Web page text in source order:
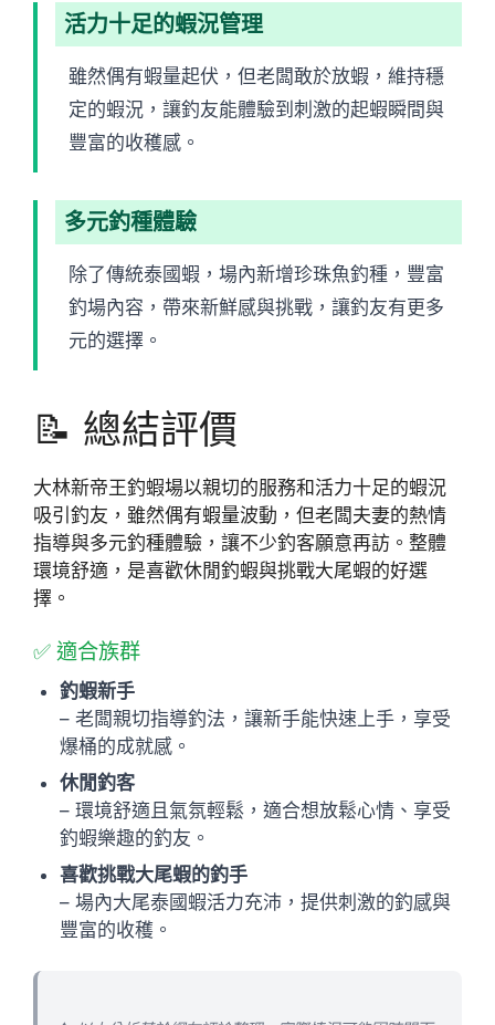
活力十足的蝦況管理
雖然偶有蝦量起伏，但老闆敢於放蝦，維持穩
定的蝦況，讓釣友能體驗到刺激的起蝦瞬間與
豐富的收穫感。
多元釣種體驗
除了傳統泰國蝦，場內新增珍珠魚釣種，豐富
釣場內容，帶來新鮮感與挑戰，讓釣友有更多
元的選擇。
📝 總結評價
大林新帝王釣蝦場以親切的服務和活力十足的蝦況
吸引釣友，雖然偶有蝦量波動，但老闆夫妻的熱情
指導與多元釣種體驗，讓不少釣客願意再訪。整體
環境舒適，是喜歡休閒釣蝦與挑戰大尾蝦的好選
擇。
✅ 適合族群
釣蝦新手
– 老闆親切指導釣法，讓新手能快速上手，享受
爆桶的成就感。
休閒釣客
– 環境舒適且氣氛輕鬆，適合想放鬆心情、享受
釣蝦樂趣的釣友。
喜歡挑戰大尾蝦的釣手
– 場內大尾泰國蝦活力充沛，提供刺激的釣感與
豐富的收穫。